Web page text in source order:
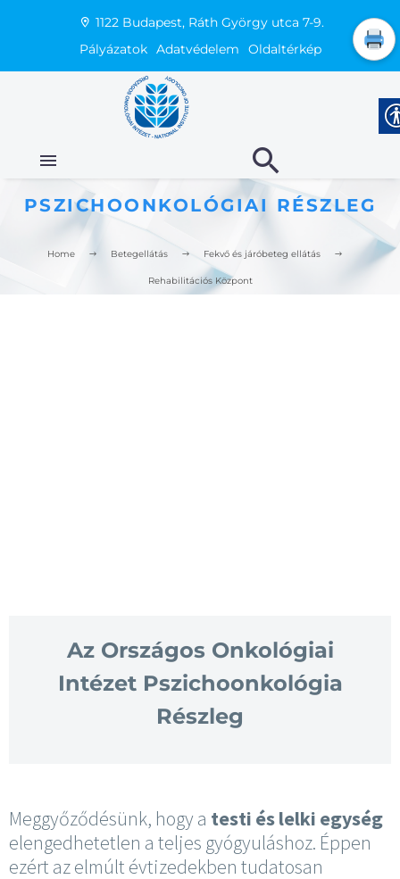
1122 Budapest, Ráth György utca 7-9.
Pályázatok Adatvédelem Oldaltérkép
PSZICHOONKOLÓGIAI RÉSZLEG
Home Betegellátás Fekvő és járóbeteg ellátás
Rehabilitációs Központ
Az Országos Onkológiai
Intézet Pszichoonkológia
Részleg
Meggyőződésünk, hogy a testi és lelki egység
elengedhetetlen a teljes gyógyuláshoz. Éppen
ezért az elmúlt évtizedekben tudatosan